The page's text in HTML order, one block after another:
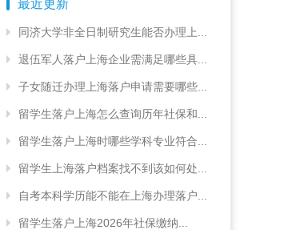
最近更新
同济大学非全日制研究生能否办理上...
退伍军人落户上海企业需满足哪些具...
子女随迁办理上海落户申请需要哪些...
留学生落户上海怎么查询历年社保和...
留学生落户上海时哪些学科专业符合...
留学生上海落户档案找不到该如何处...
自考本科学历能不能在上海办理落户...
留学生落户上海2026年社保缴纳...